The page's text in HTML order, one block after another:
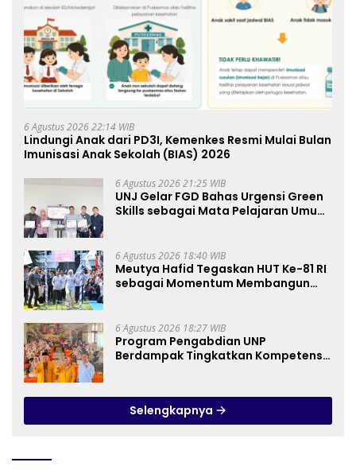
6 Agustus 2026 22:14 WIB
Lindungi Anak dari PD3I, Kemenkes Resmi Mulai Bulan
Imunisasi Anak Sekolah (BIAS) 2026
6 Agustus 2026 21:25 WIB
UNJ Gelar FGD Bahas Urgensi Green
Skills sebagai Mata Pelajaran Umum
6 Agustus 2026 18:40 WIB
Meutya Hafid Tegaskan HUT Ke-81 RI
sebagai Momentum Membangun
6 Agustus 2026 18:27 WIB
Program Pengabdian UNP
Berdampak Tingkatkan Kompetensi
Selengkapnya